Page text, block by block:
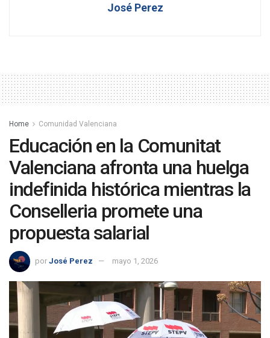
José Perez
Home Comunidad Valenciana
Educación en la Comunitat
Valenciana afronta una huelga
indefinida histórica mientras la
Conselleria promete una
propuesta salarial
por José Perez mayo 1, 2026